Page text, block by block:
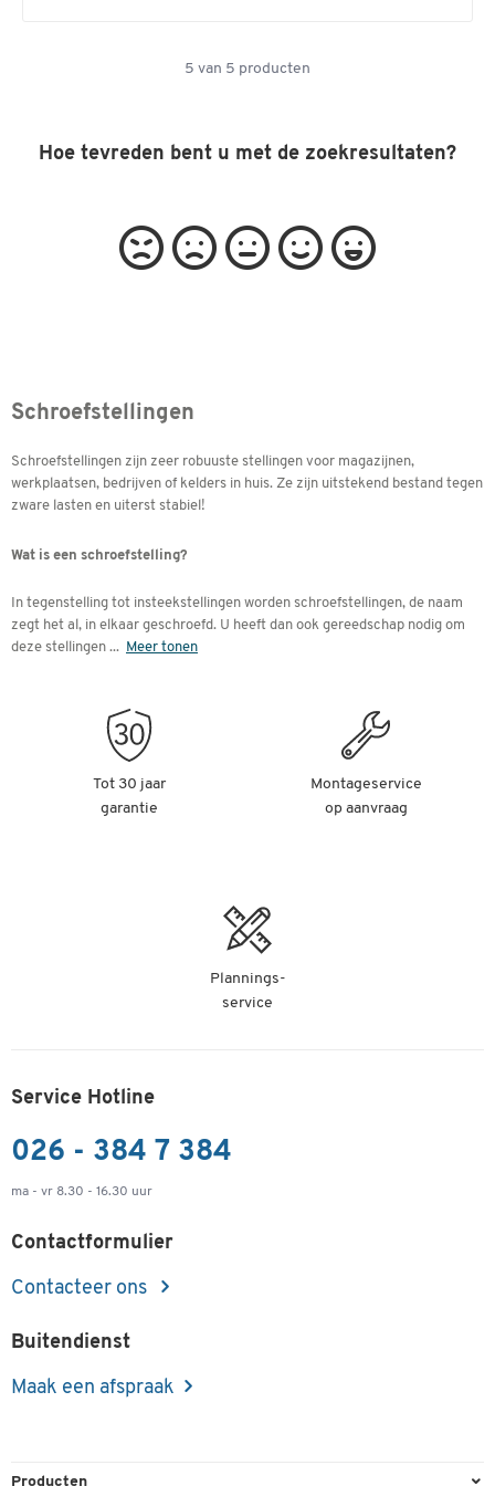
5 van 5 producten
Hoe tevreden bent u met de zoekresultaten?
Schroefstellingen
Schroefstellingen zijn zeer robuuste stellingen voor magazijnen,
werkplaatsen, bedrijven of kelders in huis. Ze zijn uitstekend bestand tegen
zware lasten en uiterst stabiel!
Wat is een schroefstelling?
In tegenstelling tot insteekstellingen worden schroefstellingen, de naam
zegt het al, in elkaar geschroefd. U heeft dan ook gereedschap nodig om
deze stellingen ... Meer tonen
Tot 30 jaar
garantie
Montageservice
op aanvraag
Plannings-
service
Service Hotline
026 - 384 7 384
ma - vr 8.30 - 16.30 uur
Contactformulier
Contacteer ons
Buitendienst
Maak een afspraak
Producten